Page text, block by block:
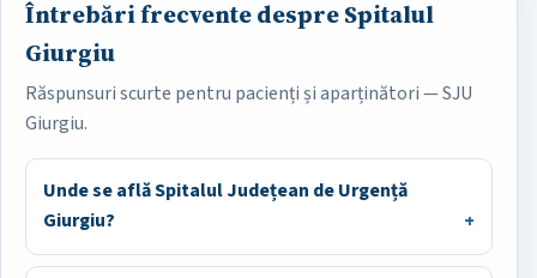
Întrebări frecvente despre Spitalul
Giurgiu
Răspunsuri scurte pentru pacienți și aparținători — SJU
Giurgiu.
Unde se află Spitalul Județean de Urgență
Giurgiu?